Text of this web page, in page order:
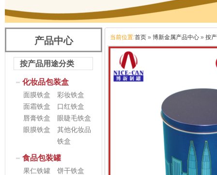
产品中心
按产品用途分类
化妆品包装盒
面膜铁盒
彩妆铁盒
面霜铁盒
口红铁盒
唇膏铁盒
眼睫毛铁盒
眼膜铁盒
其他化妆品
铁盒
食品包装罐
果仁铁罐
饼干铁盒
当前位置:首页 » 博新金属产品中心 » 按